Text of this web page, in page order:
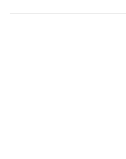
Экономика ЯПОНИЯ